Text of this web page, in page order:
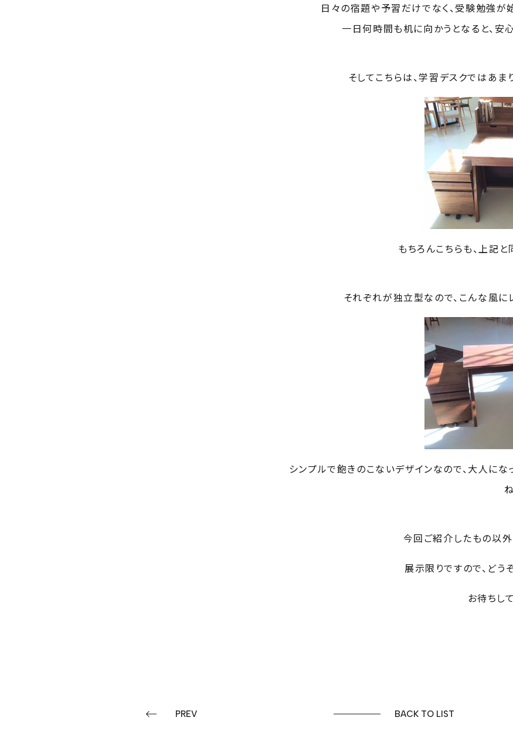
日々の宿題や予習だけでなく、受験勉強が
一日何時間も机に向かうとなると、安
そしてこちらは、学習デスクではあ
もちろんこちらも、上記と
それぞれが独立型なので、こんな風に
シンプルで飽きのこないデザインなので、大人に
今回ご紹介したもの以外
展示限りですので、どう
お待ちし
BACK TO LIST
PREV